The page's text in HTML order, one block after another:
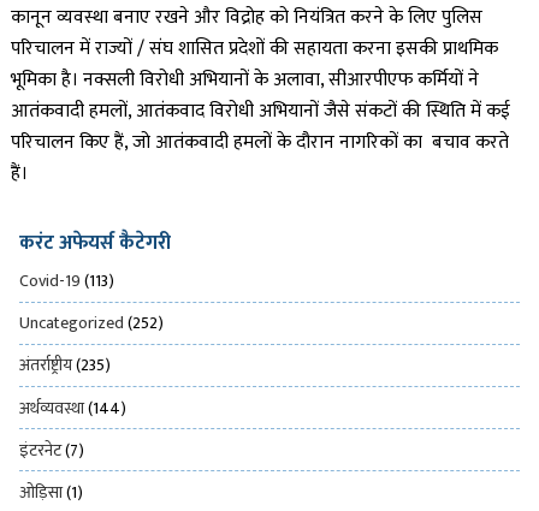
कानून व्यवस्था बनाए रखने और विद्रोह को नियंत्रित करने के लिए पुलिस
परिचालन में राज्यों / संघ शासित प्रदेशों की सहायता करना इसकी प्राथमिक
भूमिका है। नक्सली विरोधी अभियानों के अलावा, सीआरपीएफ कर्मियों ने
आतंकवादी हमलों, आतंकवाद विरोधी अभियानों जैसे संकटों की स्थिति में कई
परिचालन किए हैं, जो आतंकवादी हमलों के दौरान नागरिकों का बचाव करते
हैं।
करंट अफेयर्स कैटेगरी
Covid-19(113)
Uncategorized(252)
अंतर्राष्ट्रीय(235)
अर्थव्यवस्था(144)
इंटरनेट(7)
ओड़िसा(1)